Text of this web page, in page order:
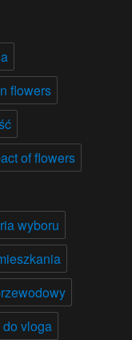
flowers
of flowers
wyboru
do vloga